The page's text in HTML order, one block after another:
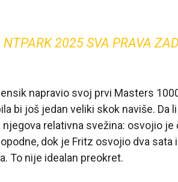
NTPARK 2025 SVA PRAVA
napravio svoj prvi Masters
bi još jedan veliki skok naviše. Da
relativna svežina: osvojio je
dok je Fritz osvojio dva sata
To nije idealan preokret.